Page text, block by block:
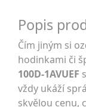
Popis
Čím jiným si
hodinkami či
100D-1AVUEF
vždy ukáží
skvělou cenu,